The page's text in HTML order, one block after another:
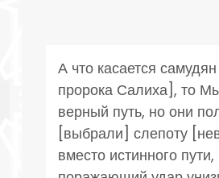
А что касается
пророка Салиха], то
верный путь, но они
[выбрали] слепоту
вместо истинного пути,